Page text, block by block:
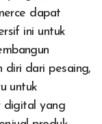
dapat
ini untuk
diri dari pesaing,
untuk
digital yang